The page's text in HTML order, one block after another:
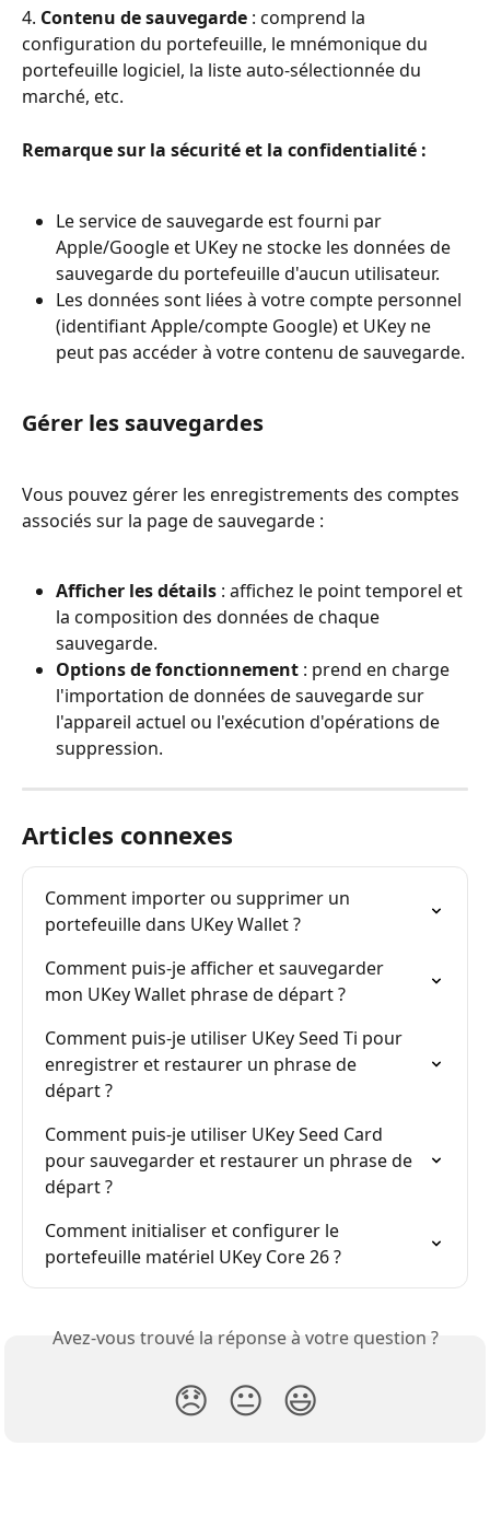
4. Contenu de sauvegarde : comprend la
configuration du portefeuille, le mnémonique du
portefeuille logiciel, la liste auto-sélectionnée du
marché, etc.
Remarque sur la sécurité et la confidentialité :
Le service de sauvegarde est fourni par
Apple/Google et UKey ne stocke les données de
sauvegarde du portefeuille d'aucun utilisateur.
Les données sont liées à votre compte personnel
(identifiant Apple/compte Google) et UKey ne
peut pas accéder à votre contenu de sauvegarde.
Gérer les sauvegardes
Vous pouvez gérer les enregistrements des comptes
associés sur la page de sauvegarde :
Afficher les détails : affichez le point temporel et
la composition des données de chaque
sauvegarde.
Options de fonctionnement : prend en charge
l'importation de données de sauvegarde sur
l'appareil actuel ou l'exécution d'opérations de
suppression.
Articles connexes
Comment importer ou supprimer un
portefeuille dans UKey Wallet ?
Comment puis-je afficher et sauvegarder
mon UKey Wallet phrase de départ ?
Comment puis-je utiliser UKey Seed Ti pour
enregistrer et restaurer un phrase de
départ ?
Comment puis-je utiliser UKey Seed Card
pour sauvegarder et restaurer un phrase de
départ ?
Comment initialiser et configurer le
portefeuille matériel UKey Core 26 ?
Avez-vous trouvé la réponse à votre question ?
😞 😐 😃